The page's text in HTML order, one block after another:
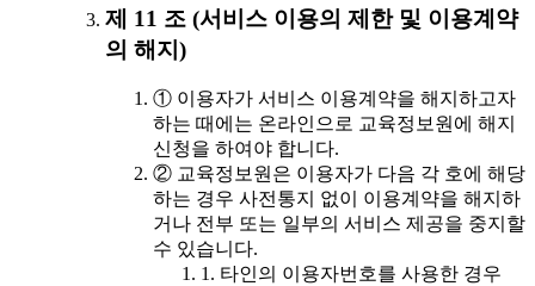
제 11 조 (서비스 이용의 제한 및 이용계약
의 해지)
① 이용자가 서비스 이용계약을 해지하고자
하는 때에는 온라인으로 교육정보원에 해지
신청을 하여야 합니다.
② 교육정보원은 이용자가 다음 각 호에 해당
하는 경우 사전통지 없이 이용계약을 해지하
거나 전부 또는 일부의 서비스 제공을 중지할
수 있습니다.
1. 타인의 이용자번호를 사용한 경우